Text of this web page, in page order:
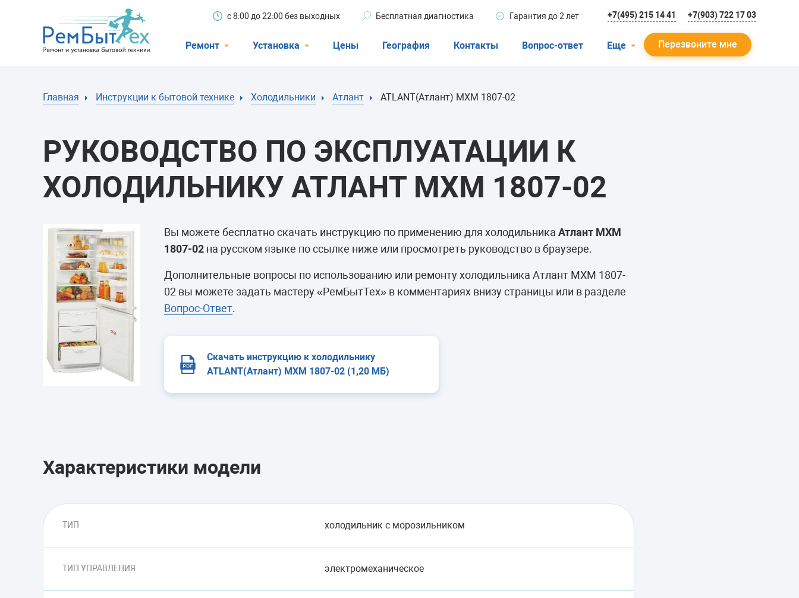
с 8:00 до 22:00 без выходных Бесплатная диагностика Гарантия до 2 лет +7(495) 215 14 41 +7(903) 722 17 03
Ремонт
Стиральные машины
Телевизоры
Варочные панели
Духовные шкафы
Сушильные машины
Установка
Посудомоечные машины
Цены География Контакты Вопрос-ответ Еще Перезвоните мне
Главная Инструкции к бытовой технике Холодильники Атлант ATLANT(Атлант) МХМ 1807-02
РУКОВОДСТВО ПО ЭКСПЛУАТАЦИИ К
ХОЛОДИЛЬНИКУ АТЛАНТ МХМ 1807-02
Вы можете бесплатно скачать инструкцию по применению для холодильника Атлант МХМ
1807-02 на русском языке по ссылке ниже или просмотреть руководство в браузере.
Дополнительные вопросы по использованию или ремонту холодильника Атлант МХМ 1807-
02 вы можете задать мастеру «РемБытТех» в комментариях внизу страницы или в разделе
Вопрос-Ответ.
Скачать инструкцию к холодильнику
ATLANT(Атлант) МХМ 1807-02 (1,20 МБ)
Характеристики модели
ТИП холодильник с морозильником
ТИП УПРАВЛЕНИЯ электромеханическое